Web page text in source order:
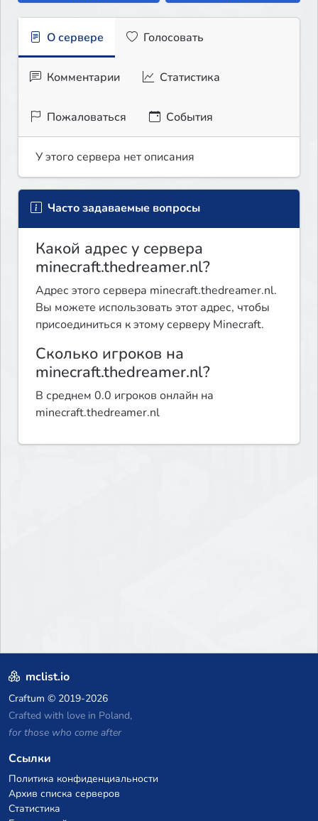
О сервере Голосовать
Комментарии Статистика
Пожаловаться События
У этого сервера нет описания
Часто задаваемые вопросы
Какой адрес у сервера
minecraft.thedreamer.nl?
Адрес этого сервера minecraft.thedreamer.nl.
Вы можете использовать этот адрес, чтобы
присоединиться к этому серверу Minecraft.
Сколько игроков на
minecraft.thedreamer.nl?
В среднем 0.0 игроков онлайн на
minecraft.thedreamer.nl
mclist.io
Craftum © 2019-2026
Crafted with love in Poland,
for those who come after
Ссылки
Политика конфиденциальности
Архив списка серверов
Статистика